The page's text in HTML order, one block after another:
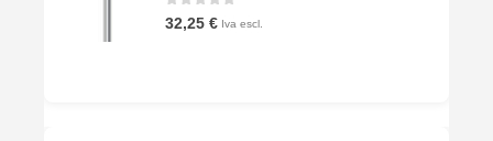
0 Su 5
32,25 € Iva escl.